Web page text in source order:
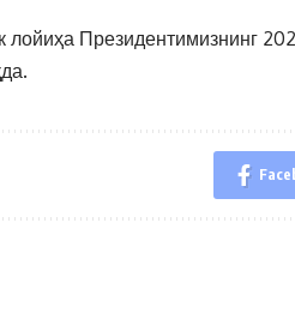
лойиҳа Президентимизнинг